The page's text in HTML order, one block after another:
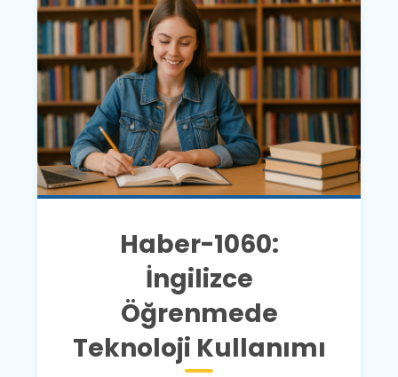
Haber-1060:
İngilizce
Öğrenmede
Teknoloji Kullanımı